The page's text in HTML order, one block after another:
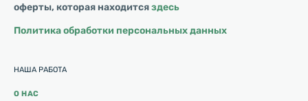
НАША РАБОТА
О НАС
оферты, которая находитсяздесь
Политика обработки персональных данных